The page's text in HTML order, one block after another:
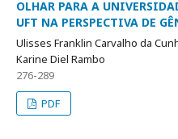
OLHAR PARA A
UFT NA PERSPECTIVA DE
Ulisses Franklin Carvalho da
Karine Diel Rambo
276-289
PDF